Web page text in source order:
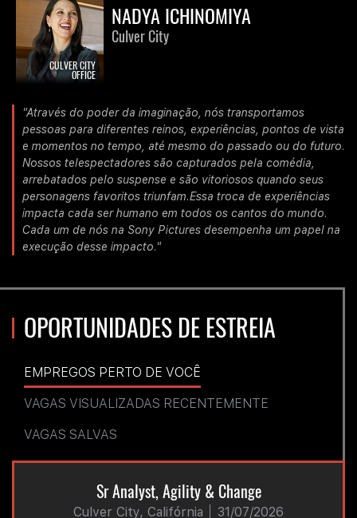
CULVER CITY
OFFICE
NADYA ICHINOMIYA
Culver City
"Através do poder da imaginação, nós transportamos
pessoas para diferentes reinos, experiências, pontos de vista
e momentos no tempo, até mesmo do passado ou do futuro.
Nossos telespectadores são capturados pela comédia,
arrebatados pelo suspense e são vitoriosos quando seus
personagens favoritos triunfam.Essa troca de experiências
impacta cada ser humano em todos os cantos do mundo.
Cada um de nós na Sony Pictures desempenha um papel na
execução desse impacto."
OPORTUNIDADES DE ESTREIA
EMPREGOS PERTO DE VOCÊ
VAGAS VISUALIZADAS RECENTEMENTE
VAGAS SALVAS
Sr Analyst, Agility & Change
Culver City, Califórnia 31/07/2026